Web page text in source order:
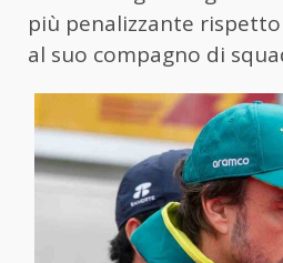
più penalizzante
al suo compagno di